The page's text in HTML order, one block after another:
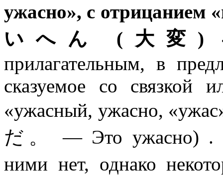
ужасно», с отрицанием
いへん (大変)
прилагательным, в
сказуемое со связкой
«ужасный, ужасно,
だ。 — Это ужасно) .
ними нет, однако